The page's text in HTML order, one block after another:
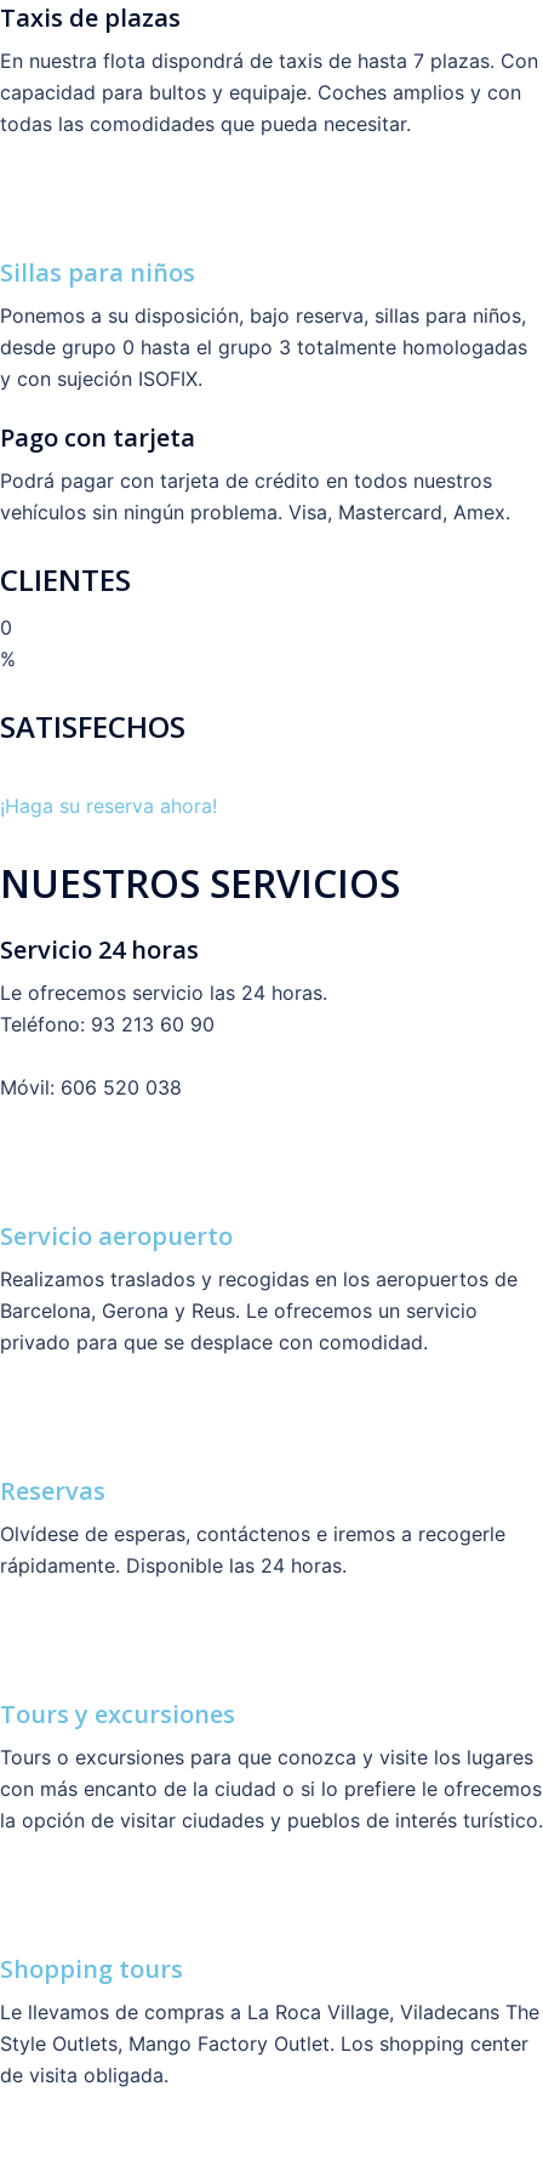
Taxis de plazas
En nuestra flota dispondrá de taxis de hasta 7 plazas. Con
capacidad para bultos y equipaje. Coches amplios y con
todas las comodidades que pueda necesitar.
Sillas para niños
Ponemos a su disposición, bajo reserva, sillas para niños,
desde grupo 0 hasta el grupo 3 totalmente homologadas
y con sujeción ISOFIX.
Pago con tarjeta
Podrá pagar con tarjeta de crédito en todos nuestros
vehículos sin ningún problema. Visa, Mastercard, Amex.
CLIENTES
0
%
SATISFECHOS
¡Haga su reserva ahora!
NUESTROS SERVICIOS
Servicio 24 horas
Le ofrecemos servicio las 24 horas.
Teléfono: 93 213 60 90
Móvil: 606 520 038
Servicio aeropuerto
Realizamos traslados y recogidas en los aeropuertos de
Barcelona, Gerona y Reus. Le ofrecemos un servicio
privado para que se desplace con comodidad.
Reservas
Olvídese de esperas, contáctenos e iremos a recogerle
rápidamente. Disponible las 24 horas.
Tours y excursiones
Tours o excursiones para que conozca y visite los lugares
con más encanto de la ciudad o si lo prefiere le ofrecemos
la opción de visitar ciudades y pueblos de interés turístico.
Shopping tours
Le llevamos de compras a La Roca Village, Viladecans The
Style Outlets, Mango Factory Outlet. Los shopping center
de visita obligada.